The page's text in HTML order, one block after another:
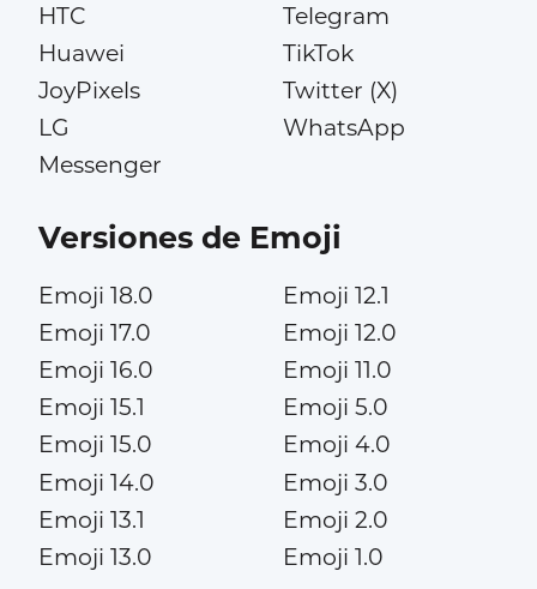
HTC
Huawei
JoyPixels
LG
Messenger
Telegram
TikTok
Twitter (X)
WhatsApp
Versiones de Emoji
Emoji 18.0
Emoji 17.0
Emoji 16.0
Emoji 15.1
Emoji 15.0
Emoji 14.0
Emoji 13.1
Emoji 13.0
Emoji 12.1
Emoji 12.0
Emoji 11.0
Emoji 5.0
Emoji 4.0
Emoji 3.0
Emoji 2.0
Emoji 1.0